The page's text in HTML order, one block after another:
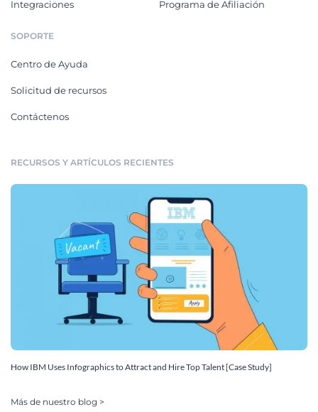
Integraciones Programa de Afiliación
SOPORTE
Centro de Ayuda
Solicitud de recursos
Contáctenos
RECURSOS Y ARTÍCULOS RECIENTES
How IBM Uses Infographics to Attract and Hire Top Talent [Case Study]
Más de nuestro blog >